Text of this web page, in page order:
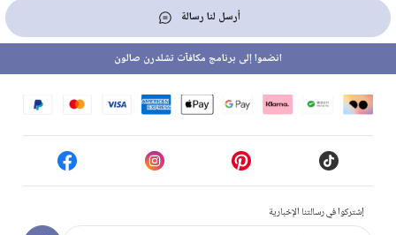
أرسل لنا رسالة
إشتركوا في رسالتنا الإخبارية
انضموا إلى برنامج مكافآت تشلدرن صالون